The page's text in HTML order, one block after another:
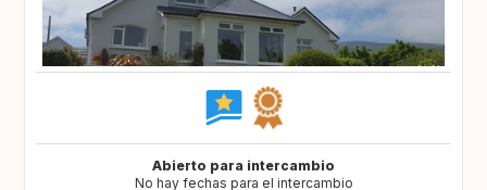
Abierto para intercambio
No hay fechas para el intercambio